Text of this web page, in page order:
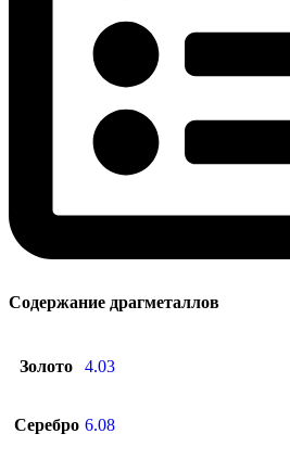
Содержание драгметаллов
Золото 4.03
Серебро 6.08